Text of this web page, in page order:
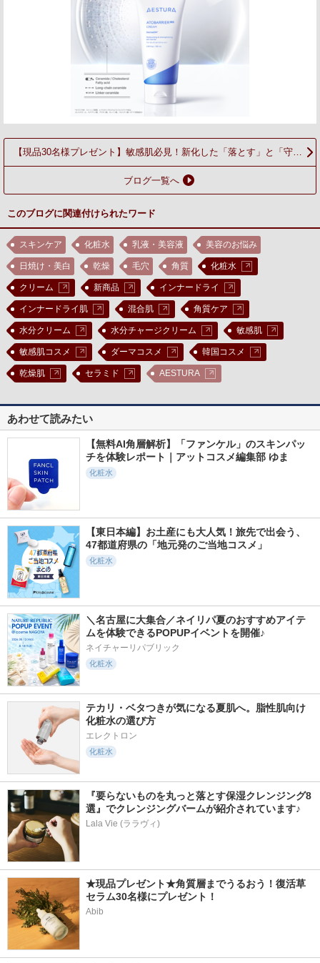
【現品30名様プレゼント】敏感肌必見！新化した「落とす」と「守
ブログ一覧へ
このブログに関連付けられたワード
スキンケア 化粧水 乳液・美容液 美容のお悩み
日焼け・美白 乾燥 毛穴 角質 化粧水
クリーム 新商品 インナードライ
インナードライ肌 混合肌 角質ケア
水分クリーム 水分チャージクリーム 敏感肌
敏感肌コスメ ダーマコスメ 韓国コスメ
乾燥肌 セラミド AESTURA
あわせて読みたい
【無料AI角層解析】「ファンケル」のスキンパッ
チを体験レポート｜アットコスメ編集部 ゆま
化粧水
【東日本編】お土産にも大人気！旅先で出会う、
47都道府県の「地元発のご当地コスメ」
化粧水
＼名古屋に大集合／ネイリパ夏のおすすめアイテ
ムを体験できるPOPUPイベントを開催♪
ネイチャーリパブリック
化粧水
テカリ・ベタつきが気になる夏肌へ。脂性肌向け
化粧水の選び方
エレクトロン
化粧水
『要らないものを丸っと落とす保湿クレンジング8
選』でクレンジングバームが紹介されています♪
Lala Vie (ララヴィ)
★現品プレゼント★角質層までうるおう！復活草
セラム30名様にプレゼント！
Abib